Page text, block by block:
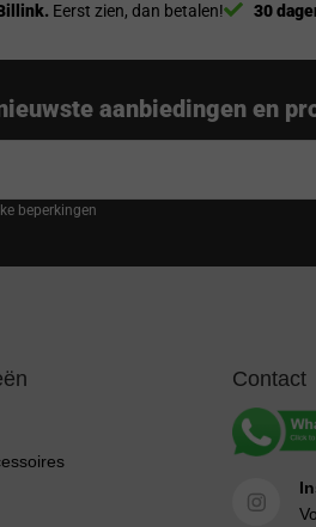
Eerst zien, dan betalen! 30
aanbiedingen en
beperkingen
Contact